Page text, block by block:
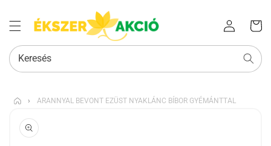
Bejelentkezés
kosara
Keresés
› ARANNYAL BEVONT EZÜST NYAKLÁNC BÍBOR GYÉMÁNTTAL
UGRÁS A
TERMÉKADATOKRA